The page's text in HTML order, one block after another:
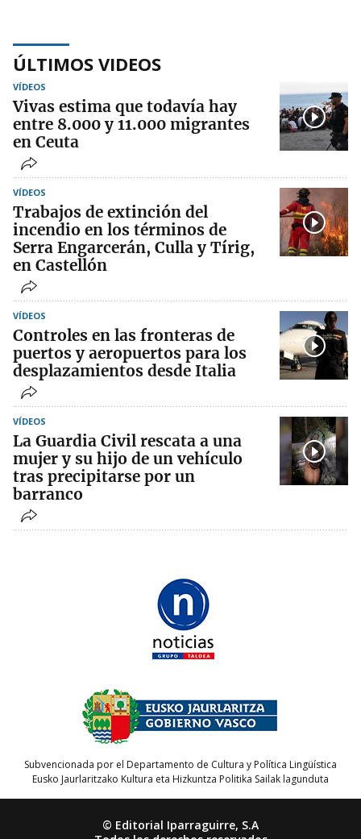
ÚLTIMOS VIDEOS
VÍDEOS
Vivas estima que todavía hay
entre 8.000 y 11.000 migrantes
en Ceuta
VÍDEOS
Trabajos de extinción del
incendio en los términos de
Serra Engarcerán, Culla y Tírig,
en Castellón
VÍDEOS
Controles en las fronteras de
puertos y aeropuertos para los
desplazamientos desde Italia
VÍDEOS
La Guardia Civil rescata a una
mujer y su hijo de un vehículo
tras precipitarse por un
barranco
Subvencionada por el Departamento de Cultura y Política Lingüística
Eusko Jaurlaritzako Kultura eta Hizkuntza Politika Sailak lagunduta
© Editorial Iparraguirre, S.A